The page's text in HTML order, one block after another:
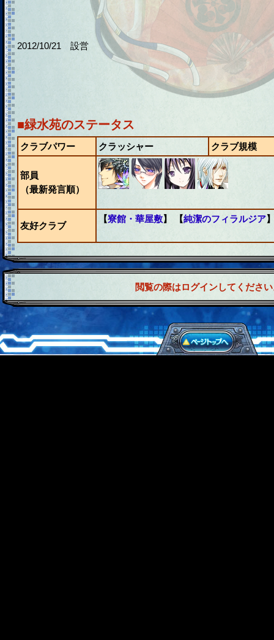
2012/10/21 設営
■緑水苑のステータス
クラブパワー クラッシャー クラブ規模
部員
（最新発言順）
友好クラブ
【寮館・華屋敷】 【純潔のフィラルジア
閲覧の際はログインしてくださ